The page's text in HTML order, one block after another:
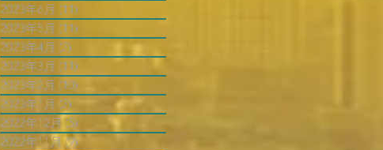
2023年6月 (11)
2023年5月 (11)
2023年4月 (7)
2023年3月 (11)
2023年2月 (10)
2023年1月 (7)
2022年12月 (5) 5 篇文章
2022年11月 (9)9 篇文章